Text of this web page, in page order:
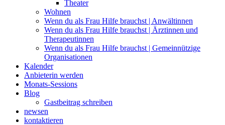
Theater
Wohnen
Wenn du als Frau Hilfe brauchst | Anwältinnen
Wenn du als Frau Hilfe brauchst | Ärztinnen und
Therapeutinnen
Wenn du als Frau Hilfe brauchst | Gemeinnützige
Organisationen
Kalender
Anbieterin werden
Monats-Sessions
Blog
Gastbeitrag schreiben
newsen
kontaktieren